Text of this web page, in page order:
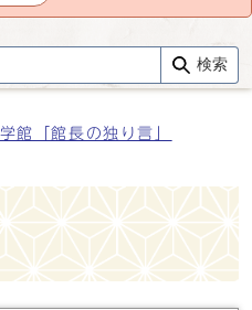
検索
館「館長の独り言」